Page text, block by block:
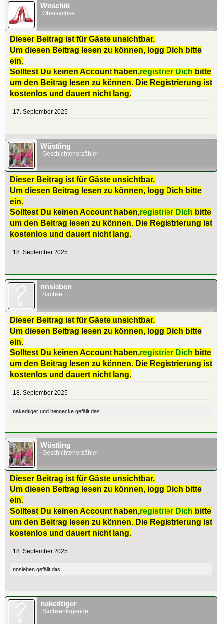
Woschik
Obersachse
Dieser Beitrag ist für Gäste unsichtbar.
Um diesen Beitrag lesen zu können, logg Dich bitte
ein.
Solltest Du keinen Account haben,registrier Dich bitte
um den Beitrag lesen zu können. Die Registrierung ist
kostenlos und dauert nicht lang.
17. September 2025
Wüstling
Geschichtenerzähler
Dieser Beitrag ist für Gäste unsichtbar.
Um diesen Beitrag lesen zu können, logg Dich bitte
ein.
Solltest Du keinen Account haben,registrier Dich bitte
um den Beitrag lesen zu können. Die Registrierung ist
kostenlos und dauert nicht lang.
18. September 2025
nnsieben
Sachse
Dieser Beitrag ist für Gäste unsichtbar.
Um diesen Beitrag lesen zu können, logg Dich bitte
ein.
Solltest Du keinen Account haben,registrier Dich bitte
um den Beitrag lesen zu können. Die Registrierung ist
kostenlos und dauert nicht lang.
18. September 2025
nakedtiger und hennecke gefällt das.
Wüstling
Geschichtenerzähler
Dieser Beitrag ist für Gäste unsichtbar.
Um diesen Beitrag lesen zu können, logg Dich bitte
ein.
Solltest Du keinen Account haben,registrier Dich bitte
um den Beitrag lesen zu können. Die Registrierung ist
kostenlos und dauert nicht lang.
18. September 2025
nnsieben gefällt das.
nakedtiger
Sachsenlegende